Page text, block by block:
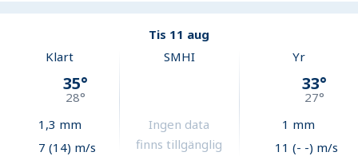
Tis 11 aug
Klart
35°
28°
1,3 mm
7 (14) m/s
SMHI
Ingen data
finns tillgänglig
Yr
33°
27°
1 mm
11 (- -) m/s